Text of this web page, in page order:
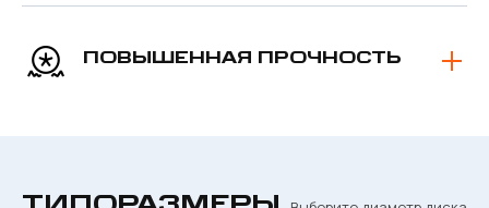
ПОВЫШЕННАЯ ПРОЧНОСТЬ